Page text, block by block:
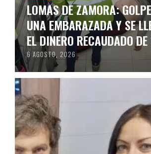
LOMAS DE ZAMORA:
UNA EMBARAZADA Y SE
EL DINERO RECAUDADO
6 AGOSTO, 2026